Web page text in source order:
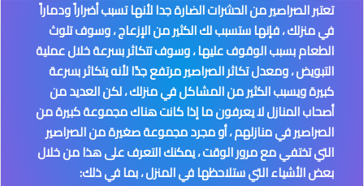
تعتبر الصراصير من الحشرات الضارة جدا لأنها تسبب أضراراً ودماراً
في منزلك ، فإنها ستسبب لك الكثير من الإزعاج ، وسوف تلوث
الطعام بسبب الوقوف عليها ، وسوف تتكاثر بسرعة خلال عملية
التبويض ، ومعدل تكاثر الصراصير مرتفع جدًا لأنه يتكاثر بسرعة
كبيرة ويسبب الكثير من المشاكل في منزلك ، لكن العديد من
أصحاب المنازل لا يعرفون ما إذا كانت هناك مجموعة كبيرة من
الصراصير في منازلهم ، أو مجرد مجموعة صغيرة من الصراصير
التي تختفي مع مرور الوقت ، يمكنك التعرف على هذا من خلال
بعض الأشياء التي ستلاحظها في المنزل ، بما في ذلك: